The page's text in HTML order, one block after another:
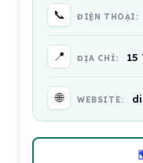
📞 ĐIỆN THOẠI:
📍 ĐỊA CHỈ: 15
🌐 WEBSITE: